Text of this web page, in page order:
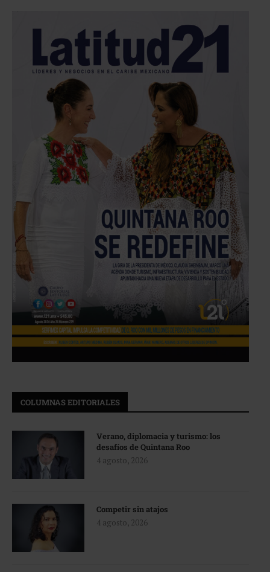
COLUMNAS EDITORIALES
Verano, diplomacia y turismo: los
desafíos de Quintana Roo
4 agosto, 2026
Competir sin atajos
4 agosto, 2026